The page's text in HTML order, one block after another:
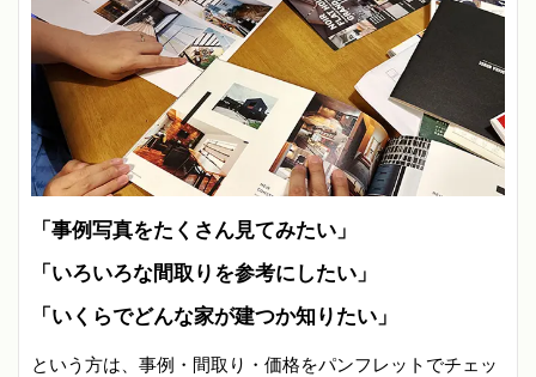
「事例写真をたくさん見てみたい」
「いろいろな間取りを参考にしたい」
「いくらでどんな家が建つか知りたい」
という方は、事例・間取り・価格をパンフレットでチェッ